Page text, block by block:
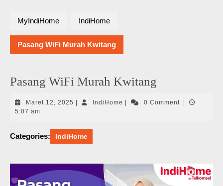
MyIndiHome IndiHome
Pasang WiFi Murah Kwitang
Pasang WiFi Murah Kwitang
Maret 12, 2025 Maret
IndiHome IndiHome0 Comment
5:07 am
Categories: IndiHome